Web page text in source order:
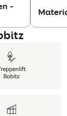
–
Bobitz